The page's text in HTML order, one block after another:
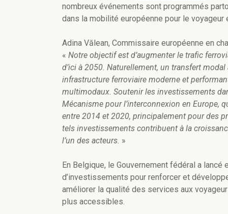
nombreux événements sont programmés
dans la mobilité européenne pour le
Adina Vălean, Commissaire européenne en
« Notre objectif est d’augmenter le trafic
d’ici à 2050. Naturellement, un transfert
infrastructure ferroviaire moderne et
multimodaux. Soutenir les investissements
Mécanisme pour l’interconnexion en Europe,
entre 2014 et 2020, principalement pour des
tels investissements contribuent à la
l’un des acteurs. »
En Belgique, le Gouvernement fédéral a lancé
d’investissements pour renforcer et
améliorer la qualité des services aux
plus accessibles.